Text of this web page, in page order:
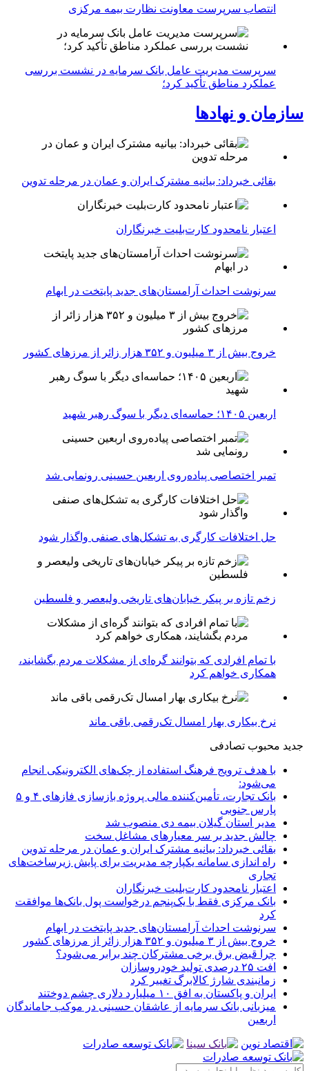
انتصاب سرپرست معاونت نظارت بیمه مرکزی
سرپرست مدیریت عامل بانک سرمایه در نشست بررسی
عملکرد مناطق تأکید کرد؛
سازمان و نهادها
بقائی خبرداد: بیانیه مشترک ایران و عمان در مرحله تدوین
اعتبار نامحدود کارت‌بلیت خبرنگاران
سرنوشت احداث آرامستان‌های جدید پایتخت در ابهام
خروج بیش از ۳ میلیون و ۳۵۲ هزار زائر از مرزهای کشور
اربعین ۱۴۰۵؛ حماسه‌ای دیگر با سوگ رهبر شهید
تمبر اختصاصی پیاده‌روی اربعین حسینی رونمایی شد
حل اختلافات کارگری به تشکل‌های صنفی واگذار شود
زخم تازه بر پیکر خیابان‌های تاریخی ولیعصر و فلسطین
با تمام افرادی که بتوانند گره‌ای از مشکلات مردم بگشایند،
همکاری خواهم کرد
نرخ بیکاری بهار امسال تک‌رقمی باقی ماند
جدید محبوب تصادفی
با هدف ترویج فرهنگ استفاده از چک‌های الکترونیکی انجام
می‌شود:
بانک تجارت، تأمین‌کننده مالی پروژه بازسازی فازهای ۴ و ۵
پارس جنوبی
مدیر استان گیلان بیمه دی منصوب شد
چالش جدید بر سر معیارهای مشاغل سخت
بقائی خبرداد: بیانیه مشترک ایران و عمان در مرحله تدوین
راه اندازی سامانه یکپارچه مدیریت برای پایش زیرساخت‌های
تجاری
اعتبار نامحدود کارت‌بلیت خبرنگاران
بانک مرکزی فقط با یک‌‎پنجم درخواست پول بانک‌ها موافقت
کرد
سرنوشت احداث آرامستان‌های جدید پایتخت در ابهام
خروج بیش از ۳ میلیون و ۳۵۲ هزار زائر از مرزهای کشور
چرا قبض برق برخی مشترکان چند برابر می‌شود؟
افت ۲۵ درصدی تولید خودروسازان
زمانبندی شارژ کالابرگ تغییر کرد
ایران و پاکستان به افق ۱۰ میلیارد دلاری چشم دوختند
میزبانی بانک سرمایه از عاشقان حسینی در موکب جاماندگان
اربعین